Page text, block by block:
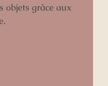
objets grâce aux